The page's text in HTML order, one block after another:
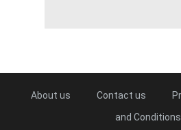
About us Contact us
and Conditions